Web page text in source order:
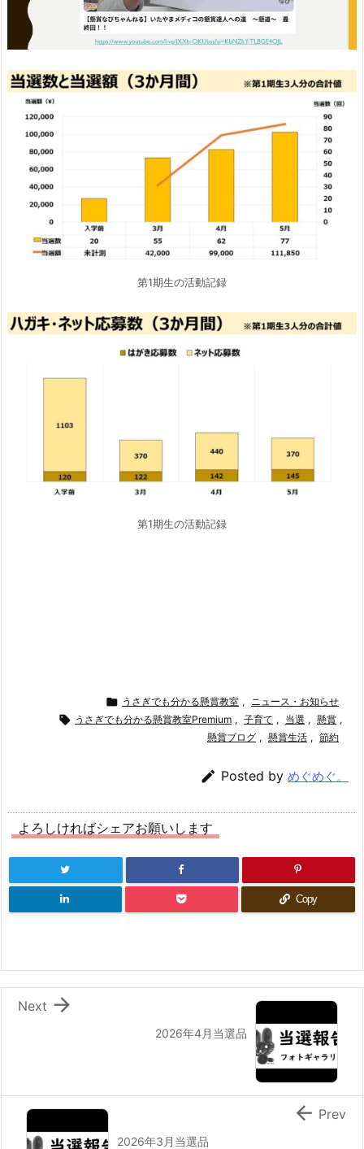
第1期生の活動記録
第1期生の活動記録
 うさぎでも分かる懸賞教室 , ニュース・お知らせ
 うさぎでも分かる懸賞教室Premium , 子育て , 当選 , 懸賞 ,
懸賞ブログ , 懸賞生活 , 節約
 Posted by めぐめぐ。
よろしければシェアお願いします
Copy
2026年4月当選品

Next
2026年3月当選品
 Prev